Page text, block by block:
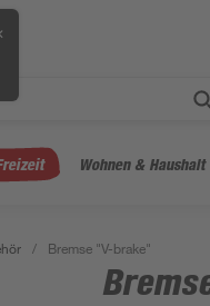
Wohnen & Haushalt
/ Bremse "V-brake"